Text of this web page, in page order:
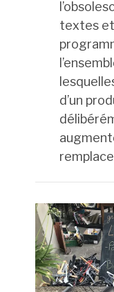
textes et
d’un